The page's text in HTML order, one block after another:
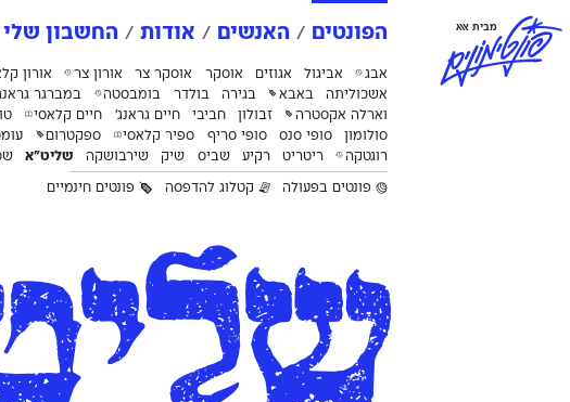
פונטימוניםמבית אאא הפונטים האנשים אודות החשבון שלי
אבג אביגול אגוזים אוסקר אוסקר צר אורון צר אורון
אשכוליתה
באבא בגירה בולדר בומבסטה במברגר
וארלה אקסטרה
זבולון חביבי חיים גראנג׳ חיים קלאסי
סולומון סופי סנס סופי סריף ספיר קלאסי ספקטרום
רוגטקה
ריטריט רקיע שביס שיק שירבושקה שליט״א
פונטים בפעולה קטלוג להדפסה פונטים חינמיים